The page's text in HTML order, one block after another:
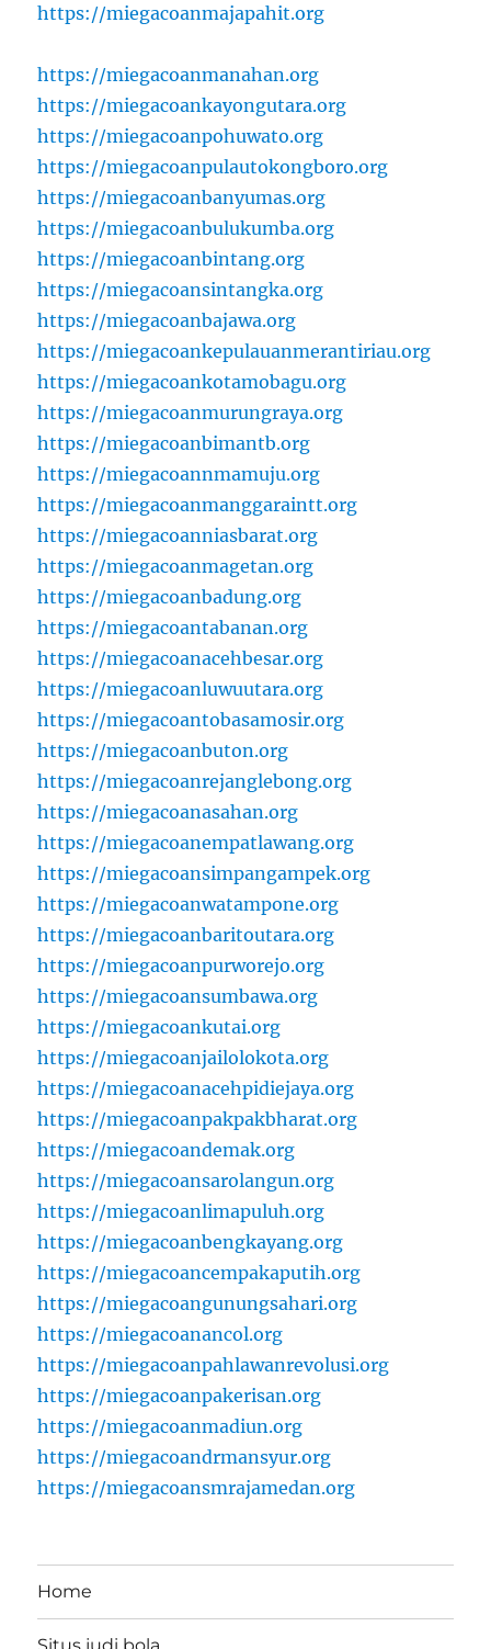
https://miegacoanmajapahit.org
https://miegacoanmanahan.org
https://miegacoankayongutara.org
https://miegacoanpohuwato.org
https://miegacoanpulautokongboro.org
https://miegacoanbanyumas.org
https://miegacoanbulukumba.org
https://miegacoanbintang.org
https://miegacoansintangka.org
https://miegacoanbajawa.org
https://miegacoankepulauanmerantiriau.org
https://miegacoankotamobagu.org
https://miegacoanmurungraya.org
https://miegacoanbimantb.org
https://miegacoannmamuju.org
https://miegacoanmanggaraintt.org
https://miegacoanniasbarat.org
https://miegacoanmagetan.org
https://miegacoanbadung.org
https://miegacoantabanan.org
https://miegacoanacehbesar.org
https://miegacoanluwuutara.org
https://miegacoantobasamosir.org
https://miegacoanbuton.org
https://miegacoanrejanglebong.org
https://miegacoanasahan.org
https://miegacoanempatlawang.org
https://miegacoansimpangampek.org
https://miegacoanwatampone.org
https://miegacoanbaritoutara.org
https://miegacoanpurworejo.org
https://miegacoansumbawa.org
https://miegacoankutai.org
https://miegacoanjailolokota.org
https://miegacoanacehpidiejaya.org
https://miegacoanpakpakbharat.org
https://miegacoandemak.org
https://miegacoansarolangun.org
https://miegacoanlimapuluh.org
https://miegacoanbengkayang.org
https://miegacoancempakaputih.org
https://miegacoangunungsahari.org
https://miegacoanancol.org
https://miegacoanpahlawanrevolusi.org
https://miegacoanpakerisan.org
https://miegacoanmadiun.org
https://miegacoandrmansyur.org
https://miegacoansmrajamedan.org
Home